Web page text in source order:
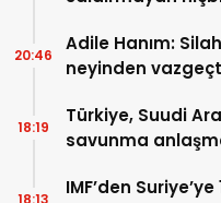
Adile Hanım:
neyinden
20:46
Türkiye, Suudi
savunma
18:19
IMF’den
18:13